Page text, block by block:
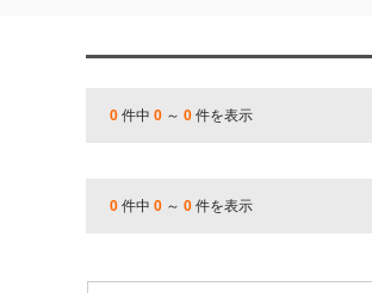
0件中 0～ 0件を表示
0件中 0～ 0件を表示